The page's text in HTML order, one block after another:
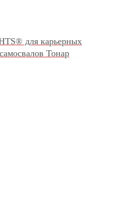
для карьерных
Тонар